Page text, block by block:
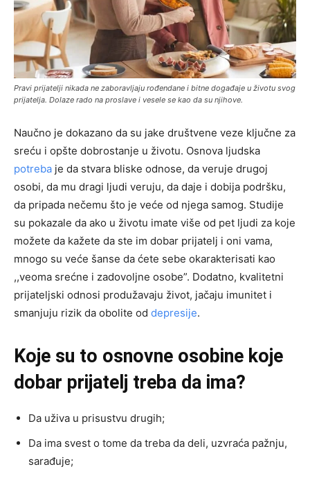
Pravi prijatelji nikada ne zaboravljaju rođendane i bitne događaje u životu svog
prijatelja. Dolaze rado na proslave i vesele se kao da su njihove.
Naučno je dokazano da su jake društvene veze ključne za
sreću i opšte dobrostanje u životu. Osnova ljudska
potreba je da stvara bliske odnose, da veruje drugoj
osobi, da mu dragi ljudi veruju, da daje i dobija podršku,
da pripada nečemu što je veće od njega samog. Studije
su pokazale da ako u životu imate više od pet ljudi za koje
možete da kažete da ste im dobar prijatelj i oni vama,
mnogo su veće šanse da ćete sebe okarakterisati kao
,,veoma srećne i zadovoljne osobe”. Dodatno, kvalitetni
prijateljski odnosi produžavaju život, jačaju imunitet i
smanjuju rizik da obolite od depresije.
Koje su to osnovne osobine koje
dobar prijatelj treba da ima?
Da uživa u prisustvu drugih;
Da ima svest o tome da treba da deli, uzvraća pažnju,
sarađuje;